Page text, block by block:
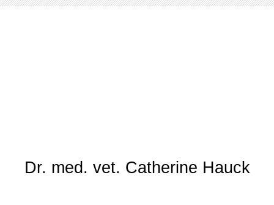
Dr. med. vet. Catherine Hauck